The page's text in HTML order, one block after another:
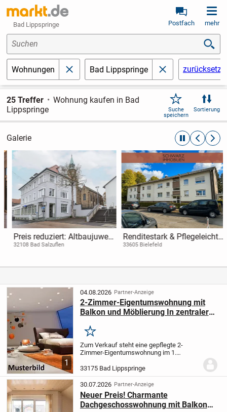
Bad Lippspringe Postfach mehr
Suchen
Wohnungen schließenBad Lippspringe schließen
25 Treffer
Wohnung kaufen in Bad
Lippspringe
Suche
speichern
Sortierung
Galerie automatische
Preis reduziert: Altbaujuwel
mit Balkon - stilvolles
Salzuflen
32108 Bad Salzuflen
Renditestark & Pflegeleicht:
Vermietete 3-Zimmer-
33605 Bielefeld
1
04.08.2026 Partner-Anzeige
2-Zimmer-Eigentumswohnung mit
Balkon und Möblierung In zentraler
Merken
Zum Verkauf steht eine gepflegte 2-
Zimmer-Eigentumswohnung im 1.
überschaubaren Mehrfamilienhauses in
zentraler Lage von Bad Lippspringe. Das
Gebäude wurde in solider...
33175 Bad Lippspringe
30.07.2026 Partner-Anzeige
Neuer Preis! Charmante
Dachgeschosswohnung mit Balkon